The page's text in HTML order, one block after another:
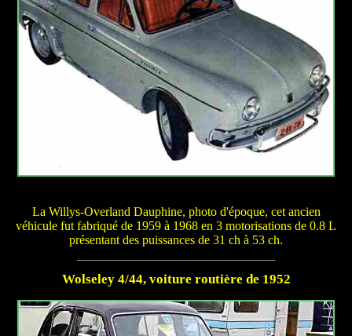
La Willys-Overland Dauphine, photo d'époque, cet ancien
véhicule fut fabriqué de 1959 à 1968 en 3 motorisations de 0.8 L
présentant des puissances de 31 ch à 53 ch.
Wolseley 4/44, voiture routière de 1952